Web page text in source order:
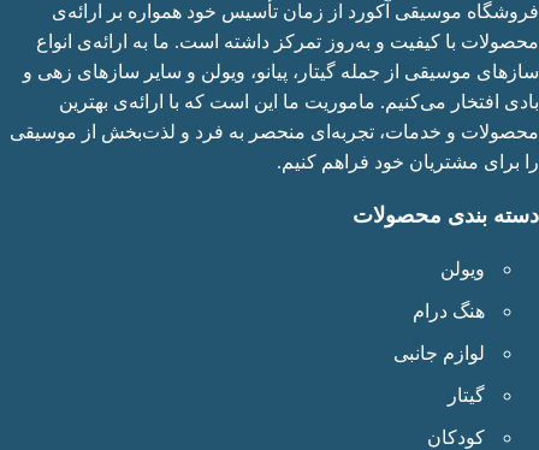
موسیقی آکورد از زمان تأسیس خود همواره بر ارائه‌ی
با کیفیت و به‌روز تمرکز داشته است. ما به ارائه‌ی انواع
موسیقی از جمله گیتار، پیانو، ویولن و سایر سازهای زهی و
افتخار می‌کنیم. ماموریت ما این است که با ارائه‌ی بهترین
و خدمات، تجربه‌ای منحصر به فرد و لذت‌بخش از موسیقی
مشتریان خود فراهم کنیم.
بندی محصولات
ویولن
هنگ درام
لوازم جانبی
گیتار
کودکان